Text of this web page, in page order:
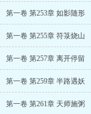
第一卷 第253章 如影随形
第一卷 第255章 符箓烧山
第一卷 第257章 离开停留
第一卷 第259章 半路遇妖
第一卷 第261章 天师施粥